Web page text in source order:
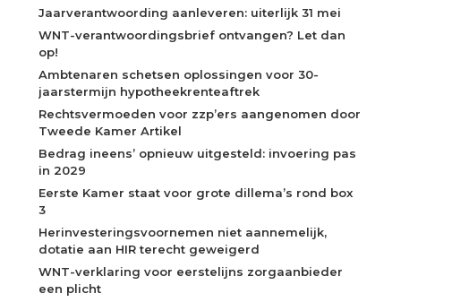
Jaarverantwoording aanleveren: uiterlijk 31 mei
WNT-verantwoordingsbrief ontvangen? Let dan
op!
Ambtenaren schetsen oplossingen voor 30-
jaarstermijn hypotheekrenteaftrek
Rechtsvermoeden voor zzp’ers aangenomen door
Tweede Kamer Artikel
Bedrag ineens’ opnieuw uitgesteld: invoering pas
in 2029
Eerste Kamer staat voor grote dillema’s rond box
3
Herinvesteringsvoornemen niet aannemelijk,
dotatie aan HIR terecht geweigerd
WNT-verklaring voor eerstelijns zorgaanbieder
een plicht